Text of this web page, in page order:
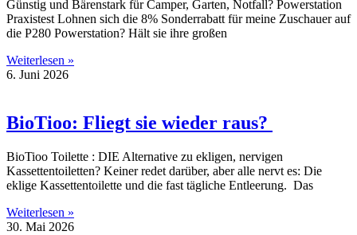
Günstig und Bärenstark für Camper, Garten, Notfall? Powerstation
Praxistest Lohnen sich die 8% Sonderrabatt für meine Zuschauer auf
die P280 Powerstation? Hält sie ihre großen
Weiterlesen »
6. Juni 2026
BioTioo: Fliegt sie wieder raus?
BioTioo Toilette : DIE Alternative zu ekligen, nervigen
Kassettentoiletten? Keiner redet darüber, aber alle nervt es: Die
eklige Kassettentoilette und die fast tägliche Entleerung. Das
Weiterlesen »
30. Mai 2026